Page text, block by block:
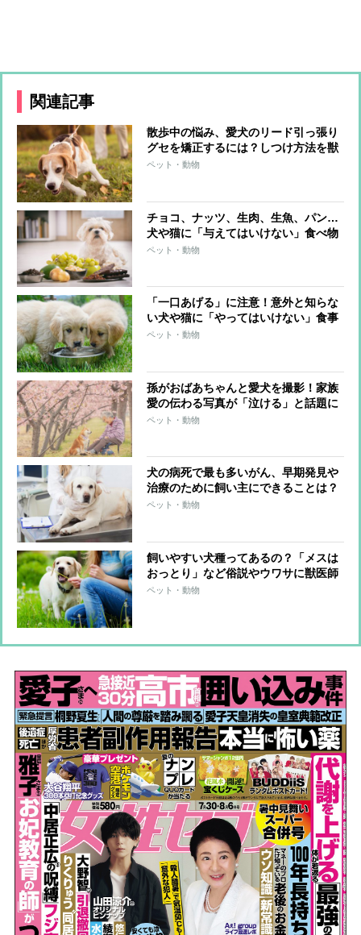
関連記事
散歩中の悩み、愛犬のリード引っ張り
グセを矯正するには？しつけ方法を獣
医師が解説
ペット・動物
チョコ、ナッツ、生肉、生魚、パン…
犬や猫に「与えてはいけない」食べ物
ペット・動物
「一口あげる」に注意！意外と知らな
い犬や猫に「やってはいけない」食事
のあげ方
ペット・動物
孫がおばあちゃんと愛犬を撮影！家族
愛の伝わる写真が「泣ける」と話題に
ペット・動物
犬の病死で最も多いがん、早期発見や
治療のために飼い主にできることは？
ペット・動物
飼いやすい犬種ってあるの？「メスは
おっとり」など俗説やウワサに獣医師
が回答
ペット・動物